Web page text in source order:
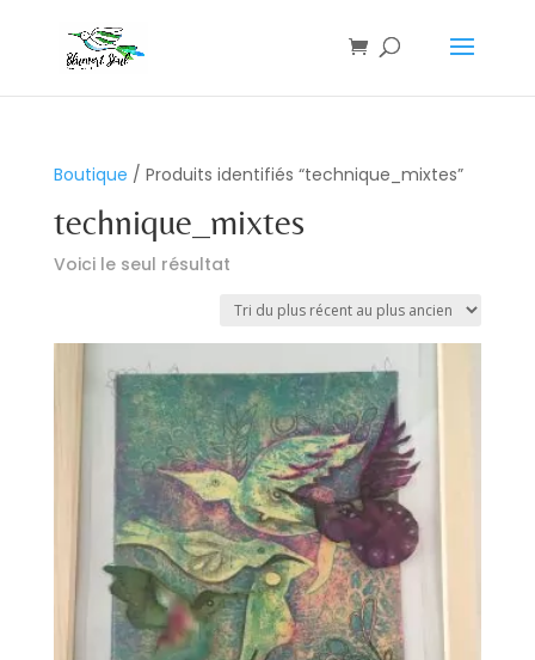
Boutique / Produits identifiés “technique_mixtes”
technique_mixtes
Voici le seul résultat